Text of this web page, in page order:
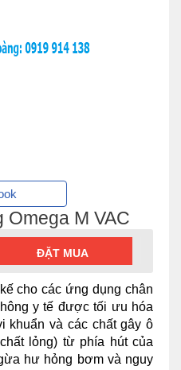
Omega M VAC
ĐẶT MUA
cho các ứng dụng chân
y tế được tối ưu hóa
khuẩn và các chất gây ô
lỏng) từ phía hút của
hư hỏng bơm và nguy